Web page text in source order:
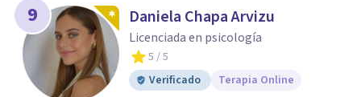
9 Daniela Chapa Arvizu
Licenciada en psicología
5 / 5
Verificado
Terapia Online